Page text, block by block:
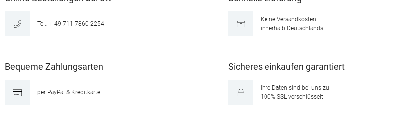
Tel.: + 49 711 7860 2254
Keine Versandkosten
innerhalb Deutschlands
Bequeme Zahlungsarten
per PayPal & Kreditkarte
Sicheres einkaufen garantiert
Ihre Daten sind bei uns zu
100% SSL verschlüsselt